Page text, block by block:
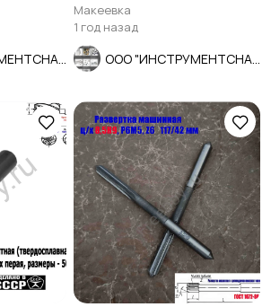
лопаткой, оцин
Макеевка
1 год назад